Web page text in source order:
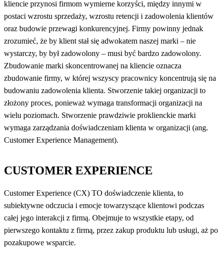
kliencie przynosi firmom wymierne korzyści, między innymi w
postaci wzrostu sprzedaży, wzrostu retencji i zadowolenia klientów
oraz budowie przewagi konkurencyjnej. Firmy powinny jednak
zrozumieć, że by klient stał się adwokatem naszej marki – nie
wystarczy, by był zadowolony – musi być bardzo zadowolony.
Zbudowanie marki skoncentrowanej na kliencie oznacza
zbudowanie firmy, w której wszyscy pracownicy koncentrują się na
budowaniu zadowolenia klienta. Stworzenie takiej organizacji to
złożony proces, ponieważ wymaga transformacji organizacji na
wielu poziomach. Stworzenie prawdziwie proklienckie marki
wymaga zarządzania doświadczeniam klienta w organizacji (ang.
Customer Experience Management).
CUSTOMER EXPERIENCE
Customer Experience (CX) TO doświadczenie klienta, to
subiektywne odczucia i emocje towarzyszące klientowi podczas
całej jego interakcji z firmą. Obejmuje to wszystkie etapy, od
pierwszego kontaktu z firmą, przez zakup produktu lub usługi, aż po
pozakupowe wsparcie.